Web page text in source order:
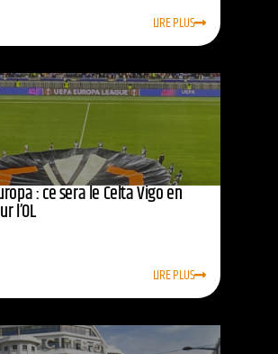
LIRE PLUS
: ce sera le Celta Vigo en
l’OL
LIRE PLUS